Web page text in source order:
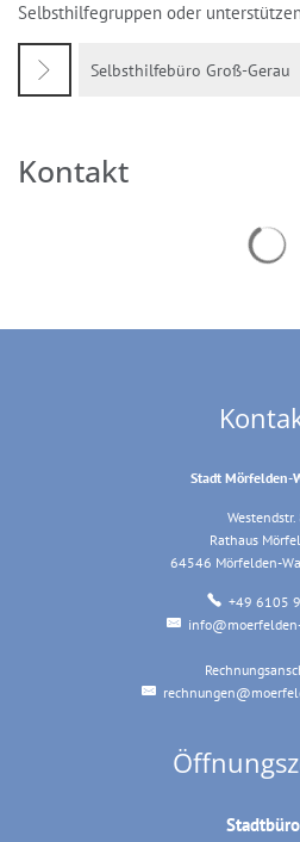
Selbsthilfegruppen oder
Selbsthilfebüro Groß-Gerau
Kontakt
Stadt Mörfelden-
Westendstr.
Rathaus
64546 Mörfelden-
+49 6105